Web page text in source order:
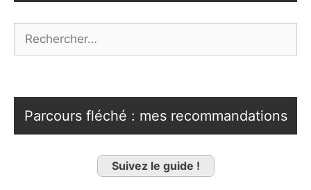
Parcours fléché : mes recommandations
Suivez le guide !